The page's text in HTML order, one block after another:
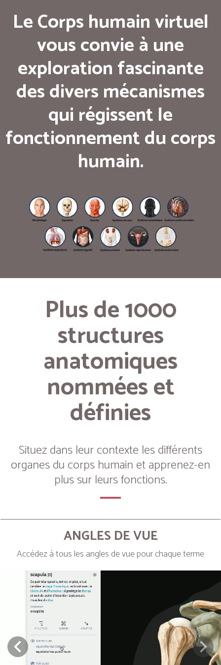
Le Corps humain virtuel
vous convie à une
exploration fascinante
des divers mécanismes
qui régissent le
fonctionnement du corps
humain.
Plus de 1000
structures
anatomiques
nommées et
définies
Situez dans leur contexte les différents
organes du corps humain et apprenez-en
plus sur leurs fonctions.
ANGLES DE VUE
Accédez à tous les angles de vue pour chaque terme